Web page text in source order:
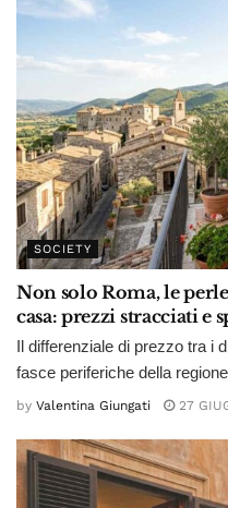
SOCIETY
Non solo Roma, le
casa: prezzi stracciati e
Il differenziale di prezzo tra i
fasce periferiche della
by Valentina Giungati 27